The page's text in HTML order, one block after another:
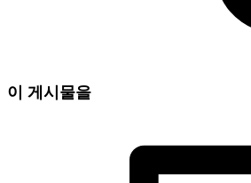
이 게시물을